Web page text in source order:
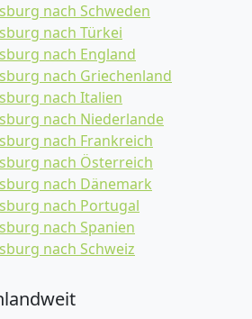
nach Schweden
nach Türkei
nach England
nach Griechenland
nach Italien
nach Niederlande
nach Frankreich
nach Österreich
nach Dänemark
nach Portugal
nach Spanien
nach Schweiz